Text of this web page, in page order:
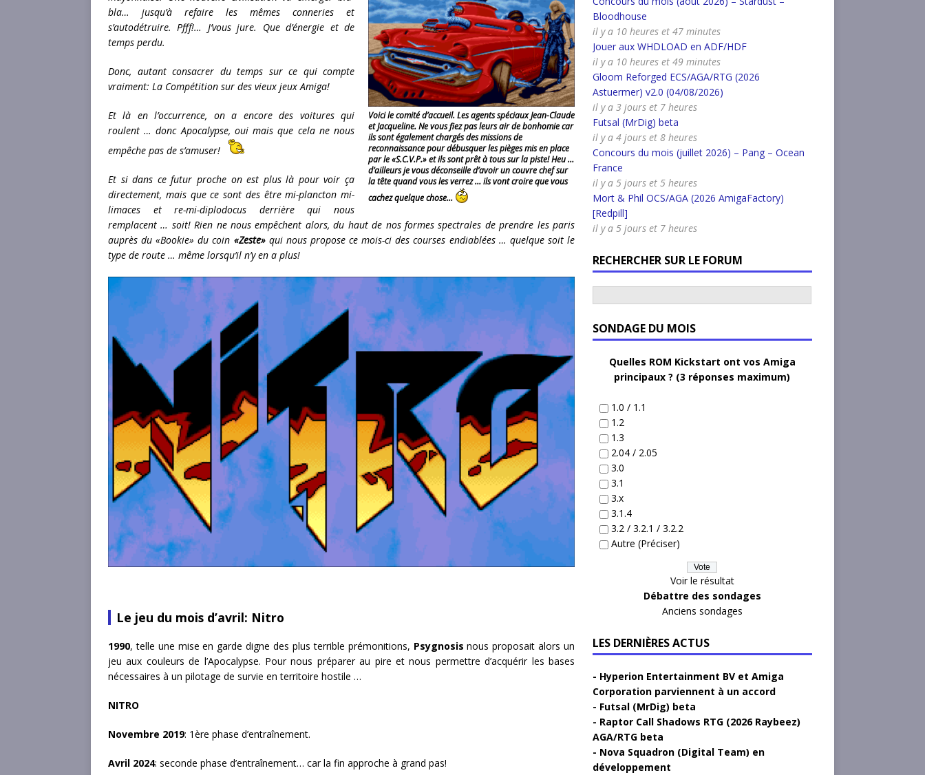
Voici le comité d’accueil. Les agents spéciaux Jean-Claude
et Jacqueline. Ne vous fiez pas leurs air de bonhomie car
ils sont également chargés des missions de
reconnaissance pour débusquer les pièges mis en place
par le «S.C.V.P.» et ils sont prêt à tous sur la piste! Heu …
d’ailleurs je vous déconseille d’avoir un couvre chef sur
la tête quand vous les verrez … ils vont croire que vous
cachez quelque chose…
bla… jusqu’à refaire les mêmes conneries et
s’autodétruire. Pfff!… J’vous jure. Que d’énergie et de
temps perdu.
Donc, autant consacrer du temps sur ce qui compte
vraiment: La Compétition sur des vieux jeux Amiga!
Et là en l’occurrence, on a encore des voitures qui
roulent … donc Apocalypse, oui mais que cela ne nous
empêche pas de s’amuser!
Et si dans ce futur proche on est plus là pour voir ça
directement, mais que ce sont des être mi-plancton mi-
limaces et re-mi-diplodocus derrière qui nous
remplacent … soit! Rien ne nous empêchent alors, du haut de nos formes spectrales de prendre les paris
auprès du «Bookie» du coin «Zeste»qui nous propose ce mois-ci des courses endiablées … quelque soit le
type de route … même lorsqu’il n’y en a plus!
Le jeu du mois d’avril: Nitro
1990, telle une mise en garde digne des plus terrible prémonitions, Psygnosis nous proposait alors un
jeu aux couleurs de l’Apocalypse. Pour nous préparer au pire et nous permettre d’acquérir les bases
nécessaires à un pilotage de survie en territoire hostile …
NITRO
Novembre 2019: 1ère phase d’entraînement.
Avril 2024: seconde phase d’entraînement… car la fin approche à grand pas!
Bloodhouse
il y a 10 heures et 47 minutes
Jouer aux WHDLOAD en ADF/HDF
il y a 10 heures et 49 minutes
Gloom Reforged ECS/AGA/RTG (2026
Astuermer) v2.0 (04/08/2026)
il y a 3 jours et 7 heures
Futsal (MrDig) beta
il y a 4 jours et 8 heures
Concours du mois (juillet 2026) – Pang – Ocean
France
il y a 5 jours et 5 heures
Mort & Phil OCS/AGA (2026 AmigaFactory)
[Redpill]
il y a 5 jours et 7 heures
RECHERCHER SUR LE FORUM
SONDAGE DU MOIS
Quelles ROM Kickstart ont vos Amiga
principaux ? (3 réponses maximum)
1.0 / 1.1
1.2
1.3
2.04 / 2.05
3.0
3.1
3.x
3.1.4
3.2 / 3.2.1 / 3.2.2
Autre (Préciser)
Voir le résultat
Débattre des sondages
Anciens sondages
LES DERNIÈRES ACTUS
Hyperion Entertainment BV et Amiga
Corporation parviennent à un accord
Futsal (MrDig) beta
Raptor Call Shadows RTG (2026 Raybeez)
AGA/RTG beta
Nova Squadron (Digital Team) en
développement